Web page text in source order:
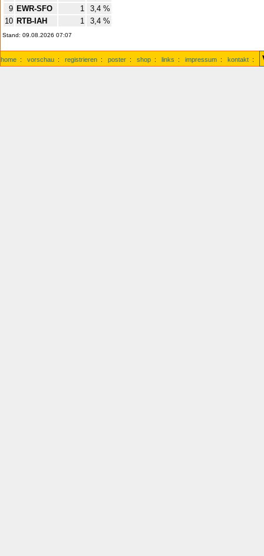
9 EWR-SFO 1
3,4 %
10 RTB-IAH 1 3,4 %
Stand: 09.08.2026 07:07
home : vorschau : registrieren : poster : shop : links : impressum : kontakt :